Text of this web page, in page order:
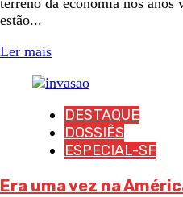
terreno da economia nos anos
estão...
Ler mais
DESTAQUE
DOSSIÊS
ESPECIAL-SF
Era uma vez na